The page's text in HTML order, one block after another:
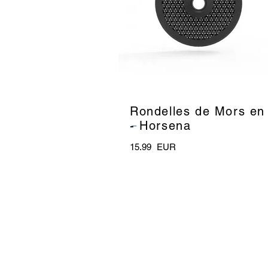
Rondelles de Mors
- Horsena
_
15.99 EUR